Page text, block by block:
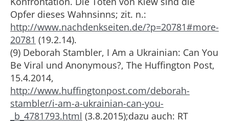
Opfer dieses Wahnsinns; zit. n.:
http://www.nachdenkseiten.de/?p=20781#more-
20781 (19.2.14).
(9) Deborah Stambler, I Am a Ukrainian: Can You
Be Viral und Anonymous?, The Huffington Post,
15.4.2014,
http://www.huffingtonpost.com/deborah-
stambler/i-am-a-ukrainian-can-you-
_b_4781793.html (3.8.2015);dazu auch: RT